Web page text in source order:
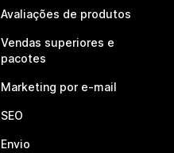
Avaliações de produtos
Vendas superiores e
pacotes
Marketing por e-mail
SEO
Envio